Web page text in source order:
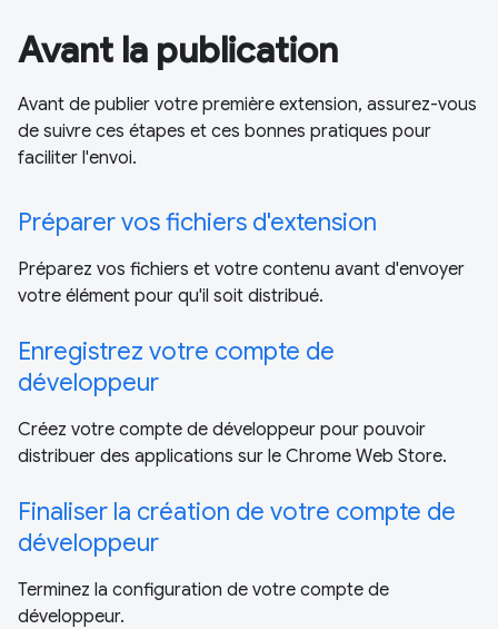
Avant la publication
Avant de publier votre première extension, assurez-vous
de suivre ces étapes et ces bonnes pratiques pour
faciliter l'envoi.
Préparer vos fichiers d'extension
Préparez vos fichiers et votre contenu avant d'envoyer
votre élément pour qu'il soit distribué.
Enregistrez votre compte de
développeur
Créez votre compte de développeur pour pouvoir
distribuer des applications sur le Chrome Web Store.
Finaliser la création de votre compte de
développeur
Terminez la configuration de votre compte de
développeur.